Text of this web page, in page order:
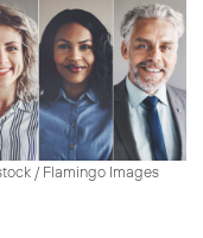
/ Flamingo Images